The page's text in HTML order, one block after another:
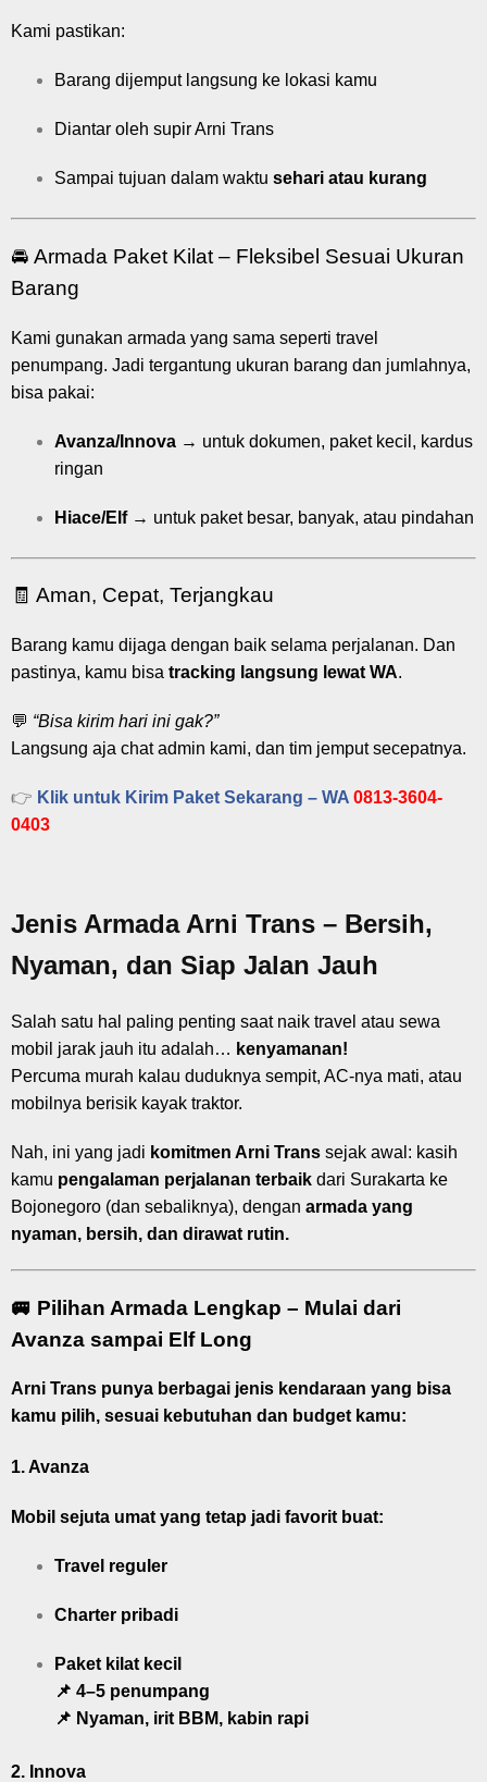
Kami pastikan:
Barang dijemput langsung ke lokasi kamu
Diantar oleh supir Arni Trans
Sampai tujuan dalam waktu sehari atau kurang
🚘 Armada Paket Kilat – Fleksibel Sesuai Ukuran
Barang
Kami gunakan armada yang sama seperti travel
penumpang. Jadi tergantung ukuran barang dan jumlahnya,
bisa pakai:
Avanza/Innova → untuk dokumen, paket kecil, kardus
ringan
Hiace/Elf→ untuk paket besar, banyak, atau pindahan
🧾 Aman, Cepat, Terjangkau
Barang kamu dijaga dengan baik selama perjalanan. Dan
pastinya, kamu bisa tracking langsung lewat WA.
💬 “Bisa kirim hari ini gak?”
Langsung aja chat admin kami, dan tim jemput secepatnya.
👉 Klik untuk Kirim Paket Sekarang – WA 0813-3604-
0403
Jenis Armada Arni Trans – Bersih,
Nyaman, dan Siap Jalan Jauh
Salah satu hal paling penting saat naik travel atau sewa
mobil jarak jauh itu adalah… kenyamanan!
Percuma murah kalau duduknya sempit, AC-nya mati, atau
mobilnya berisik kayak traktor.
Nah, ini yang jadi komitmen Arni Trans sejak awal: kasih
kamu pengalaman perjalanan terbaik dari Surakarta ke
Bojonegoro (dan sebaliknya), dengan armada yang
nyaman, bersih, dan dirawat rutin.
🚐 Pilihan Armada Lengkap – Mulai dari
Avanza sampai Elf Long
Arni Trans punya berbagai jenis kendaraan yang bisa
kamu pilih, sesuai kebutuhan dan budget kamu:
1.Avanza
Mobil sejuta umat yang tetap jadi favorit buat:
Travel reguler
Charter pribadi
Paket kilat kecil
📌 4–5 penumpang
📌 Nyaman, irit BBM, kabin rapi
2. Innova